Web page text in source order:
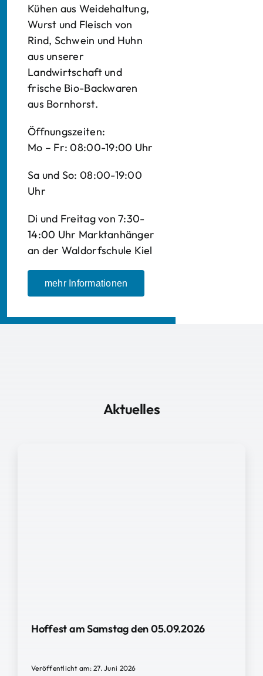
Kühen aus Weidehaltung,
Wurst und Fleisch von
Rind, Schwein und Huhn
aus unserer
Landwirtschaft und
frische Bio-Backwaren
aus Bornhorst.
Öffnungszeiten:
Mo – Fr: 08:00-19:00 Uhr
Sa und So: 08:00-19:00
Uhr
Di und Freitag von 7:30-
14:00 Uhr Marktanhänger
an der Waldorfschule Kiel
mehr Informationen
Aktuelles
Hoffest am Samstag den 05.09.2026
Veröffentlicht am: 27. Juni 2026